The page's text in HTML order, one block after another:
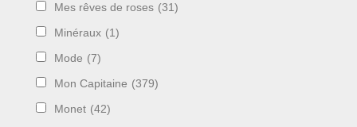
Mes rêves de roses (31)
Minéraux (1)
Mode (7)
Mon Capitaine (379)
Monet (42)